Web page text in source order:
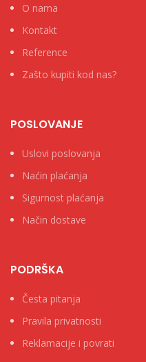
O nama
Kontakt
Reference
Zašto kupiti kod nas?
POSLOVANJE
Uslovi poslovanja
Naćin plaćanja
Sigurnost plaćanja
Način dostave
PODRŠKA
Česta pitanja
Pravila privatnosti
Reklamacije i povrati